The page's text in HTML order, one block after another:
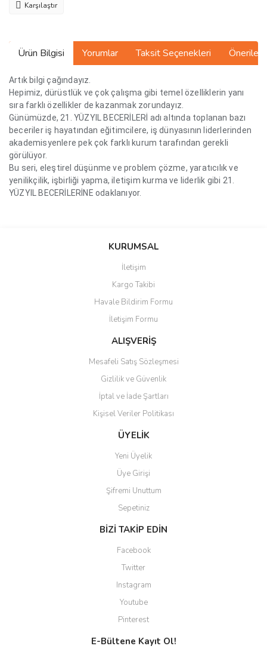
Karşılaştır
Ürün Bilgisi Yorumlar Taksit Seçenekleri
Artık bilgi çağındayız.
Hepimiz, dürüstlük ve çok çalışma gibi temel özelliklerin yanı
sıra farklı özellikler de kazanmak zorundayız.
Günümüzde, 21. YÜZYIL BECERİLERİ adı altında toplanan bazı
beceriler iş hayatından eğitimcilere, iş dünyasının liderlerinden
akademisyenlere pek çok farklı kurum tarafından gerekli
görülüyor.
Bu seri, eleştirel düşünme ve problem çözme, yaratıcılık ve
yenilikçilik, işbirliği yapma, iletişim kurma ve liderlik gibi 21.
YÜZYIL BECERİLERİNE odaklanıyor.
Bu ürüne ilk yorumu siz yapın!
Ürün resmi kalitesiz, bozuk veya görüntülenemiyor.
Ürün açıklamasında eksik bilgiler bulunuyor.
Ürün bilgilerinde hatalar bulunuyor.
Ürün fiyatı diğer sitelerden daha pahalı.
Gönder
KURUMSAL
İletişim
Kargo Takibi
Havale Bildirim Formu
İletişim Formu
ALIŞVERİŞ
Mesafeli Satış Sözleşmesi
Gizlilik ve Güvenlik
İptal ve İade Şartları
Kişisel Veriler Politikası
ÜYELİK
Yeni Üyelik
Üye Girişi
Şifremi Unuttum
Sepetiniz
BİZİ TAKİP EDİN
Facebook
Twitter
Instagram
Youtube
Pinterest
E-Bültene Kayıt Ol!